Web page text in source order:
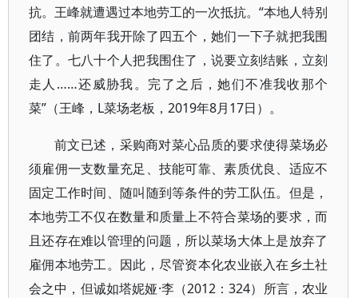
抗。王峰就遭遇过本地劳工的一次抵抗。“本地人特别
团结，前两年我开除了四五个，她们一下子就把我围
住了。七八十个人把我围住了，说要立刻结账，立刻
走人……还威胁我。完了之后，她们不准我收那个
菜”（王峰，L菜场老板，2019年8月17日）。
前文已述，采购商对菜心品质的要求使得菜场必
须雇佣一支数量充足、技能可靠、素质优良、适应不
固定工作时间、随叫随到等条件的劳工队伍。但是，
本地劳工不仅在数量和质量上不符合菜场的要求，而
且还存在难以管理的问题，所以菜场大体上是放弃了
雇佣本地劳工。因此，尽管资本化农业嵌入在乡土社
会之中，但诚如塔妮娅·李（2012：324）所言，农业